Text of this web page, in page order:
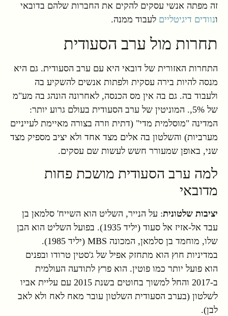
זה מפתה אנשי עסקים להקים את החברות שלהם בדובאי
ונוודים דיגיטליים לעבוד ממנה.
תחרות מול ערב הסעודית
התחרות האזורית של דובאי היא עם ערב הסעודית. גם היא
מנסה להיות בירה עסקית ולפתות אנשים להשקיע בה
ולעבוד בה. גם בה אין מס הכנסה, לאחרונה הונהג בה מע"מ
של 5%,. המוניטין של ערב הסעודית בעולם גרוע יותר:
המדינה "מוסלמית מדי" (דתית וזרה בצורה מאיימת לעייניים
מערביות) והשלטון בה אלים מצד אחד ולא יציב מספיק מצד
שני, באופן שמעורר חשש לעשות שם עסקים.
למה ערב הסעודית מושכת פחות
מדובאי
יציבות שלטונית: על הנייר, השליט הוא השייח' סלמאן בן
עבד אל-אזיז אל סעוד (יליד 1935). בפועל השליט הוא הבן
שלו, מוחמד בן סלמאן, המכונה MBS (יליד 1985).
במדיניות חוץ הוא מתחזק אפיל של ג'סטין טרודו ובפנים
הוא פועל יותר כמו פוטין. הוא פרץ לתודעה העולמית
ב-2017 והחל למשוך בחוטים בשנת 2015 עם עליית אביו
לשלטון (בערב הסעודית השלטון עובר מאח לאח ולא לאב
לבן).